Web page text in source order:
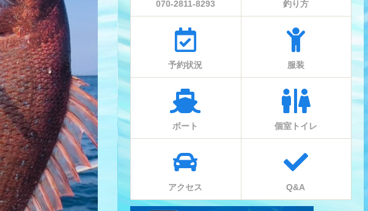
070-2811-8293 釣り方
予約状況 服装
ボート 個室トイレ
アクセス Q&A